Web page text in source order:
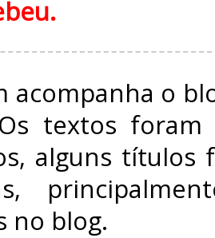
acompanha o
textos foram
alguns
no blog.